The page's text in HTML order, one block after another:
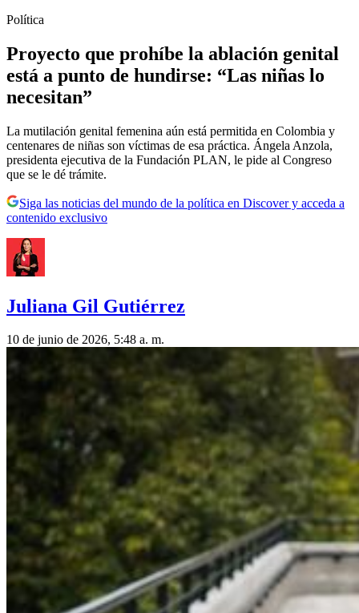
Política
Proyecto que prohíbe la ablación genital
está a punto de hundirse: “Las niñas lo
necesitan”
La mutilación genital femenina aún está permitida en Colombia y
centenares de niñas son víctimas de esa práctica. Ángela Anzola,
presidenta ejecutiva de la Fundación PLAN, le pide al Congreso
que se le dé trámite.
Siga las noticias del mundo de la política en Discover y acceda a
contenido exclusivo
Juliana Gil Gutiérrez
10 de junio de 2026, 5:48 a. m.